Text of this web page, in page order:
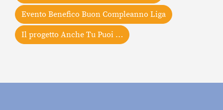
Evento Benefico Buon Compleanno Liga
Il progetto Anche Tu Puoi …